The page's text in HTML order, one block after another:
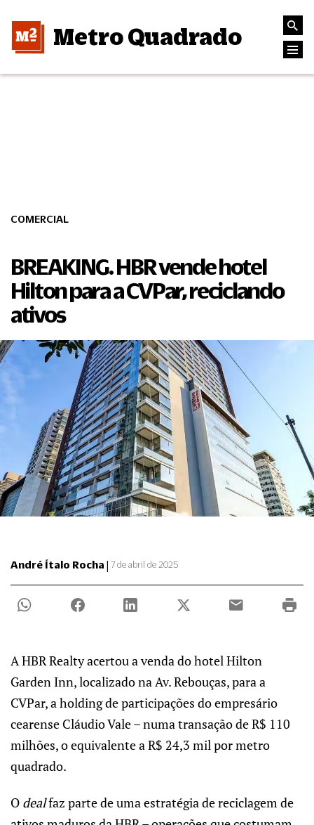
Metro Quadrado
COMERCIAL
BREAKING. HBR vende hotel
Hilton para a CVPar, reciclando
ativos
André Ítalo Rocha | 7 de abril de 2025
A HBR Realty acertou a venda do hotel Hilton
Garden Inn, localizado na Av. Rebouças, para a
CVPar, a holding de participações do empresário
cearense Cláudio Vale – numa transação de R$ 110
milhões, o equivalente a R$ 24,3 mil por metro
quadrado.
O dealfaz parte de uma estratégia de reciclagem de